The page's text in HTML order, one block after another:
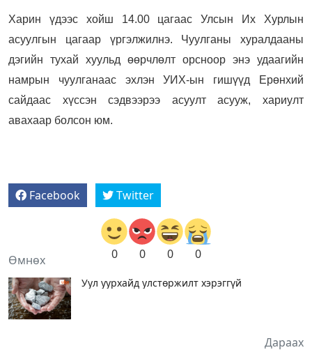
Харин үдээс хойш 14.00 цагаас Улсын Их Хурлын
асуулгын цагаар үргэлжилнэ. Чуулганы хуралдааны
дэгийн тухай хуульд өөрчлөлт орсноор энэ удаагийн
намрын чуулганаас эхлэн УИХ-ын гишүүд Ерөнхий
сайдаас хүссэн сэдвээрээ асуулт асууж, хариулт
авахаар болсон юм.
Facebook Twitter
0 0 0 0
Өмнөх
Уул уурхайд улстөржилт хэрэггүй
Дараах